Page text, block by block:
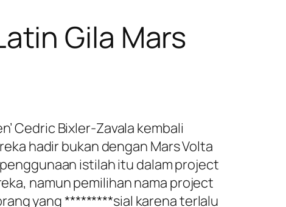
Gila Mars
Cedric Bixler-Zavala kembali
hadir bukan dengan Mars Volta
istilah itu dalam project
namun pemilihan nama project
yang *********sial karena terlalu